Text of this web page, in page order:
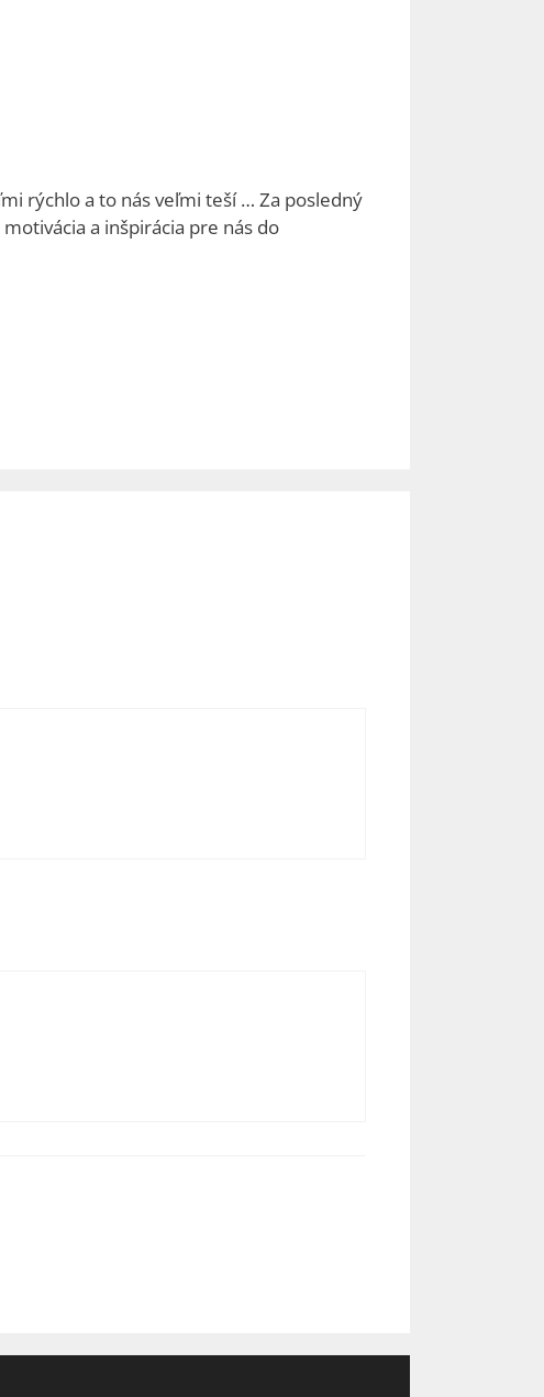
rýchlo a to nás veľmi teší … Za posledný
a inšpirácia pre nás do